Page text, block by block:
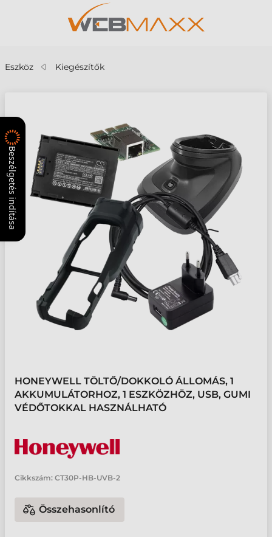
Eszköz Kiegészítők
HONEYWELL TÖLTŐ/DOKKOLÓ ÁLLOMÁS, 1
AKKUMULÁTORHOZ, 1 ESZKÖZHÖZ, USB, GUMI
VÉDŐTOKKAL HASZNÁLHATÓ
Cikkszám: CT30P-HB-UVB-2
Összehasonlító
Beszélgetés indítása